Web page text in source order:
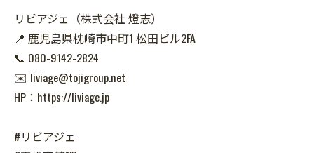
リビアジェ（株式会社 燈志）
📍 鹿児島県枕崎市中町1 松田ビル2FA
📞 080-9142-2824
✉️ liviage@tojigroup.net
HP：https://liviage.jp
#リビアジェ